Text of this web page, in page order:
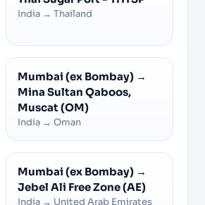
India → Thailand
Mumbai (ex Bombay) →
Mina Sultan Qaboos,
Muscat (OM)
India → Oman
Mumbai (ex Bombay) →
Jebel Ali Free Zone (AE)
India → United Arab Emirates